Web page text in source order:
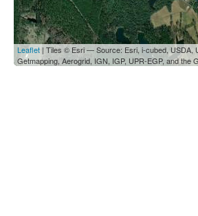
Leaflet| Tiles © Esri — Source: Esri, i-cubed, USDA,
Getmapping, Aerogrid, IGN, IGP, UPR-EGP, and the